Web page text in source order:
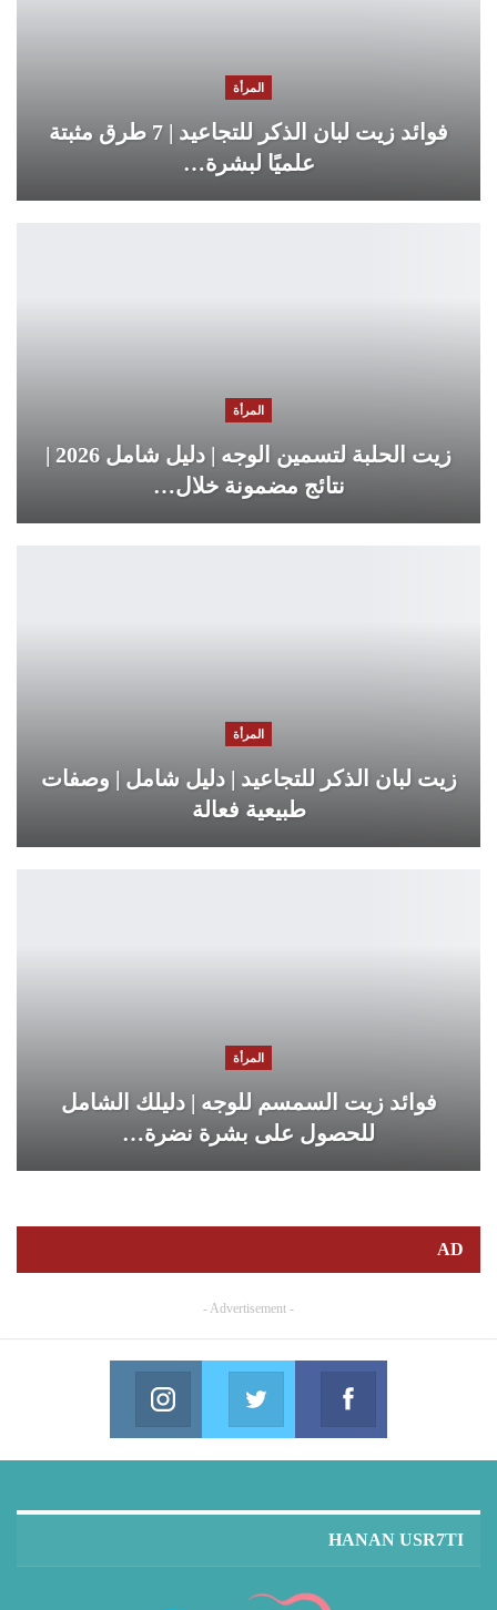
المرأة
فوائد زيت لبان الذكر للتجاعيد | 7 طرق مثبتة
علميًا لبشرة…
المرأة
زيت الحلبة لتسمين الوجه | دليل شامل 2026 |
نتائج مضمونة خلال…
المرأة
زيت لبان الذكر للتجاعيد | دليل شامل | وصفات
طبيعية فعالة
المرأة
فوائد زيت السمسم للوجه | دليلك الشامل
للحصول على بشرة نضرة…
AD
- Advertisement -
Facebook
Join us on Facebook
Twitter
Join us on Twitter
HANAN USR7TI